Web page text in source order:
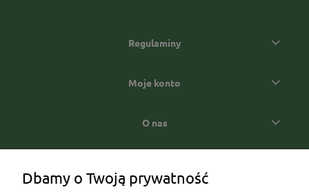
Regulaminy
Moje konto
O nas
Dbamy o Twoją prywatność